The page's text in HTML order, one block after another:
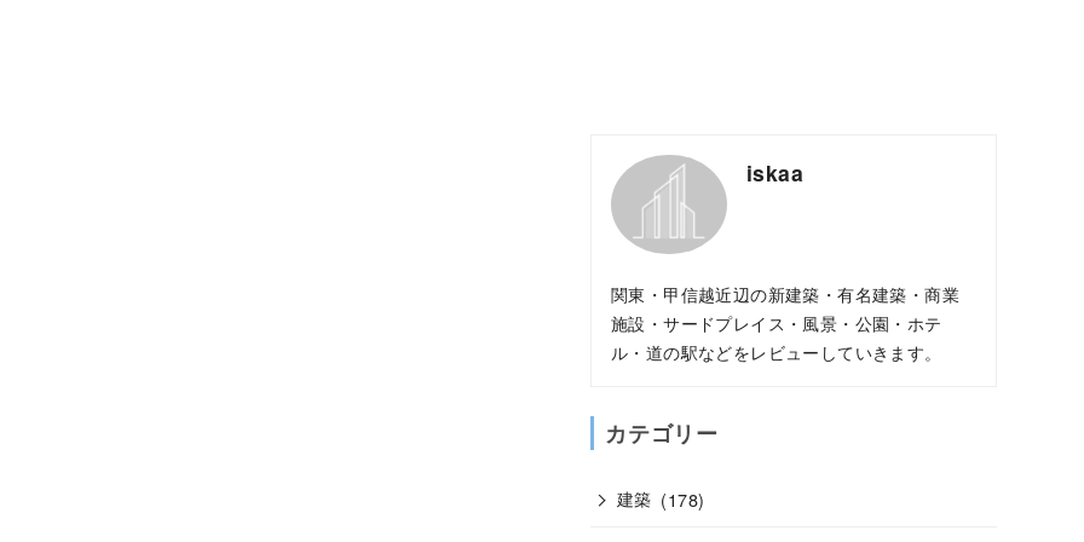
iskaa
関東・甲信越近辺の新建築・有名建築・商業
施設・サードプレイス・風景・公園・ホテ
ル・道の駅などをレビューしていきます。
カテゴリー
建築 (178)